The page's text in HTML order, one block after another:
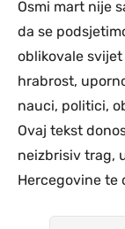
Osmi mart nije
da se
oblikovale
hrabrost,
nauci, politici,
Ovaj tekst
neizbrisiv trag,
Hercegovine te